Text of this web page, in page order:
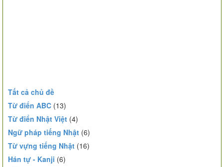
Tất cả chủ đề
Từ điển ABC (13)
Từ điển Nhật Việt (4)
Ngữ pháp tiếng Nhật (6)
Từ vựng tiếng Nhật (16)
Hán tự - Kanji (6)